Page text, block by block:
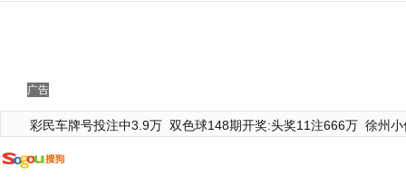
广告
彩民车牌号投注中3.9万 双色球148期开奖:头奖11注666万 徐州